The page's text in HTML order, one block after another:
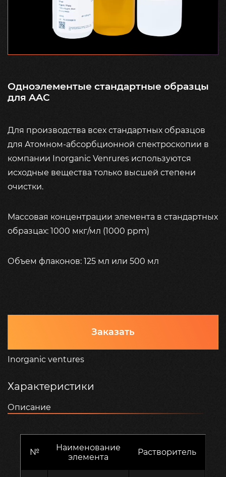
Одноэлементые стандартные образцы
для AAC
Для производства всех стандартных образцов
для Атомном-абсорбционной спектроскопии в
компании Inorganic Venrures используются
исходные вещества только высшей степени
очистки.
Массовая концентрации элемента в стандартных
образцах: 1000 мкг/мл (1000 ppm)
Объем флаконов: 125 мл или 500 мл
Заказать
Inorganic ventures
Характеристики
Описание
№
Наименование
элемента
Растворитель